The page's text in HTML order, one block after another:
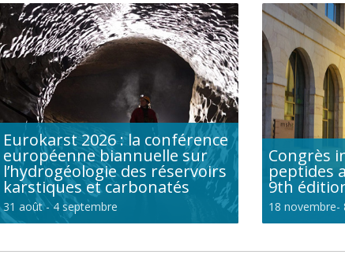
Eurokarst 2026 : la conférence
européenne biannuelle sur
l’hydrogéologie des réservoirs
karstiques et carbonatés
31 août-4 septembre
Congrès
peptides
9th
18 novembre-